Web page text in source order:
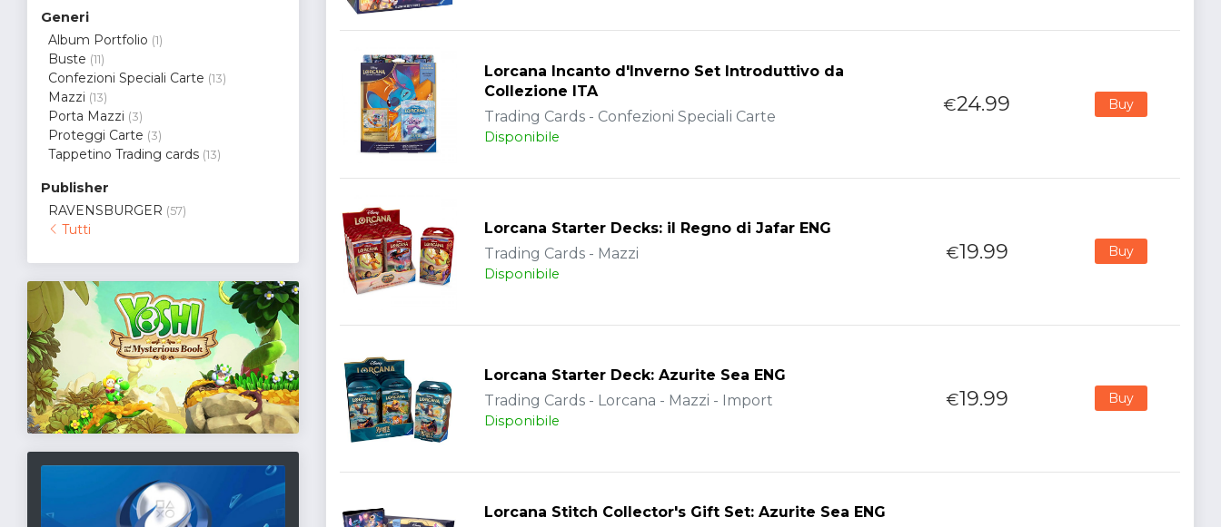
Generi
Album Portfolio (1)
Buste (11)
Confezioni Speciali Carte (13)
Mazzi (13)
Porta Mazzi (3)
Proteggi Carte (3)
Tappetino Trading cards (13)
Publisher
RAVENSBURGER (57)
Tutti
Lorcana Incanto d'Inverno Set Introduttivo da
Collezione ITA
Trading Cards - Confezioni Speciali Carte
Disponibile
€24.99 Buy
Lorcana Starter Decks: il Regno di Jafar ENG
Trading Cards - Mazzi
Disponibile
€19.99 Buy
Lorcana Starter Deck: Azurite Sea ENG
Trading Cards - Lorcana - Mazzi - Import
Disponibile
€19.99 Buy
Lorcana Stitch Collector's Gift Set: Azurite Sea ENG